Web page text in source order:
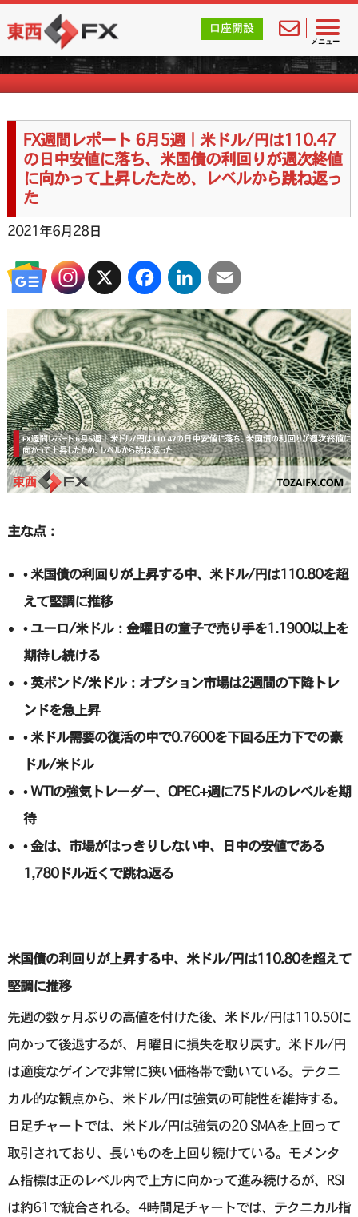
メニュー
東西FX｜海外FX会社（ブローカー）の無料口座開設サポ
口座開設
FX週刊ニュース
FX週間レポート 6月5週｜米ドル/円は110.47
の日中安値に落ち、米国債の利回りが週次終値
に向かって上昇したため、レベルから跳ね返っ
た
2021年6月28日
X FacebookLinkedInEmail
主な点：
• 米国債の利回りが上昇する中、米ドル/円は110.80を超
えて堅調に推移
• ユーロ/米ドル：金曜日の童子で売り手を1.1900以上を
期待し続ける
• 英ポンド/米ドル：オプション市場は2週間の下降トレ
ンドを急上昇
• 米ドル需要の復活の中で0.7600を下回る圧力下での豪
ドル/米ドル
• WTIの強気トレーダー、OPEC+週に75ドルのレベルを期
待
• 金は、市場がはっきりしない中、日中の安値である
1,780ドル近くで跳ね返る
米国債の利回りが上昇する中、米ドル/円は110.80を超えて
堅調に推移
先週の数ヶ月ぶりの高値を付けた後、米ドル/円は110.50に
向かって後退するが、月曜日に損失を取り戻す。米ドル/円
は適度なゲインで非常に狭い価格帯で動いている。テクニ
カル的な観点から、米ドル/円は強気の可能性を維持する。
日足チャートでは、米ドル/円は強気の20 SMAを上回って
取引されており、長いものを上回り続けている。モメンタ
ム指標は正のレベル内で上方に向かって進み続けるが、RSI
は約61で統合される。4時間足チャートでは、テクニカル指